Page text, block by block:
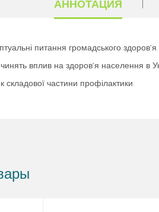
АННОТАЦИЯ
питання громадського
вплив на здоров’я населення в
складової частини профілактики.